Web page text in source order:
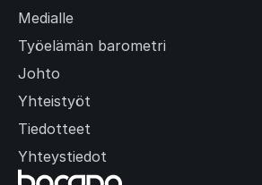
Medialle
Työelämän barometri
Johto
Yhteistyöt
Tiedotteet
Yhteystiedot